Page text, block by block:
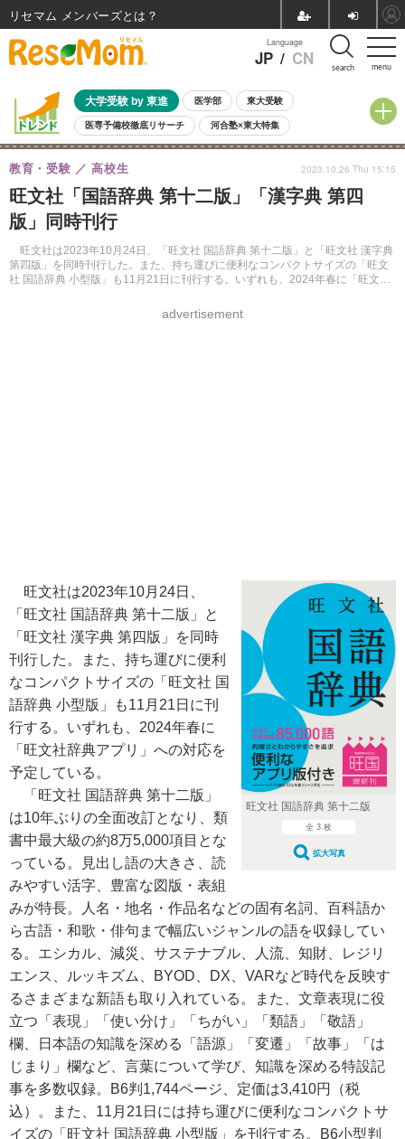
menu
Language
JP / CN search
大学受験 by 東進 医学部 東大受験
医専予備校徹底リサーチ 河合塾×東大特集
親子で考える大学選び 高校受験 中学受験 小学校受験
共通テスト 夏休み
8月開催イベント・WS 全国公立高校 過去問 人気記事
自由研究教材（小学生向け）
旺文社「国語辞典 第十二版」「漢字典 第四
版」同時刊行
旺文社は2023年10月24日、「旺文社 国語辞典 第十二版」と「旺文社 漢字典
第四版」を同時刊行した。また、持ち運びに便利なコンパクトサイズの「旺文
社 国語辞典 小型版」も11月21日に刊行する。いずれも、2024年春に「旺文社
教育・受験 高校生
advertisement
2023.10.26 Thu 15:15
旺文社 国語辞典 第十二版
全 3 枚
拡大写真
旺文社は2023年10月24日、
「旺文社 国語辞典 第十二版」と
「旺文社 漢字典 第四版」を同時
刊行した。また、持ち運びに便利
なコンパクトサイズの「旺文社 国
語辞典 小型版」も11月21日に刊
行する。いずれも、2024年春に
「旺文社辞典アプリ」への対応を
予定している。
「旺文社 国語辞典 第十二版」
は10年ぶりの全面改訂となり、類
書中最大級の約8万5,000項目とな
っている。見出し語の大きさ、読
みやすい活字、豊富な図版・表組
みが特長。人名・地名・作品名などの固有名詞、百科語か
ら古語・和歌・俳句まで幅広いジャンルの語を収録してい
る。エシカル、減災、サステナブル、人流、知財、レジリ
エンス、ルッキズム、BYOD、DX、VARなど時代を反映す
るさまざまな新語も取り入れている。また、文章表現に役
立つ「表現」「使い分け」「ちがい」「類語」「敬語」
欄、日本語の知識を深める「語源」「変遷」「故事」「は
じまり」欄など、言葉について学び、知識を深める特設記
事を多数収録。B6判1,744ページ、定価は3,410円（税
込）。また、11月21日には持ち運びに便利なコンパクトサ
イズの「旺文社 国語辞典 小型版」を刊行する。B6小型判
リセマム メンバーズ